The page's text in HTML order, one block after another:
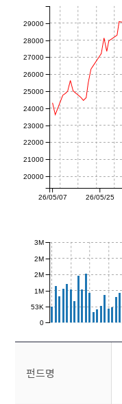
26/05/07 26/05/25
20000
21000
22000
23000
24000
25000
26000
27000
28000
29000
0
53K
1M
2M
2M
3M
펀드명